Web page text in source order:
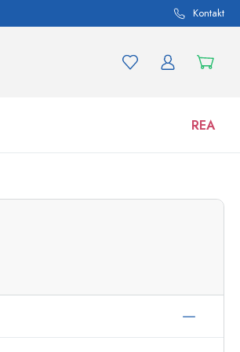
Kontakt
REA
Burkar